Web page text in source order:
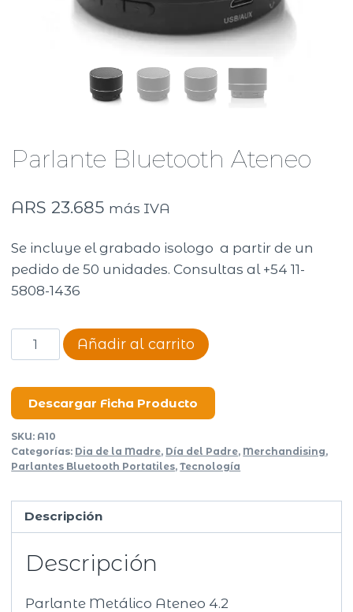
Parlante Bluetooth Ateneo
ARS 23.685 más IVA
Se incluye el grabado isologo a partir de un
pedido de 50 unidades. Consultas al +54 11-
5808-1436
Parlante
Bluetooth
cantidad
Añadir al carrito
Descargar Ficha Producto
SKU: A10
Categorías: Dia de la Madre, Día del Padre, Merchandising,
Parlantes Bluetooth Portatiles,Tecnología
Descripción
Descripción
Parlante Metálico Ateneo 4.2